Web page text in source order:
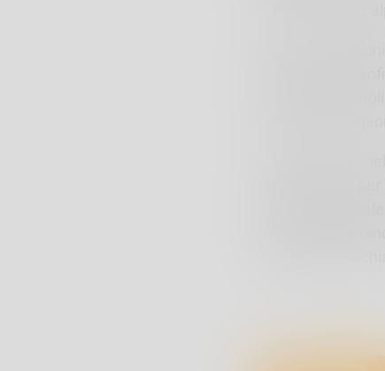
su flora e fauna
Matteo
autore de
Fausto
Secondo
Valchiavenna
rispetto alla
mondo
Valtellina e